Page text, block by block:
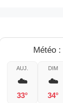
Météo :
AUJ.
☁️
33°
DIM
☁️
34°